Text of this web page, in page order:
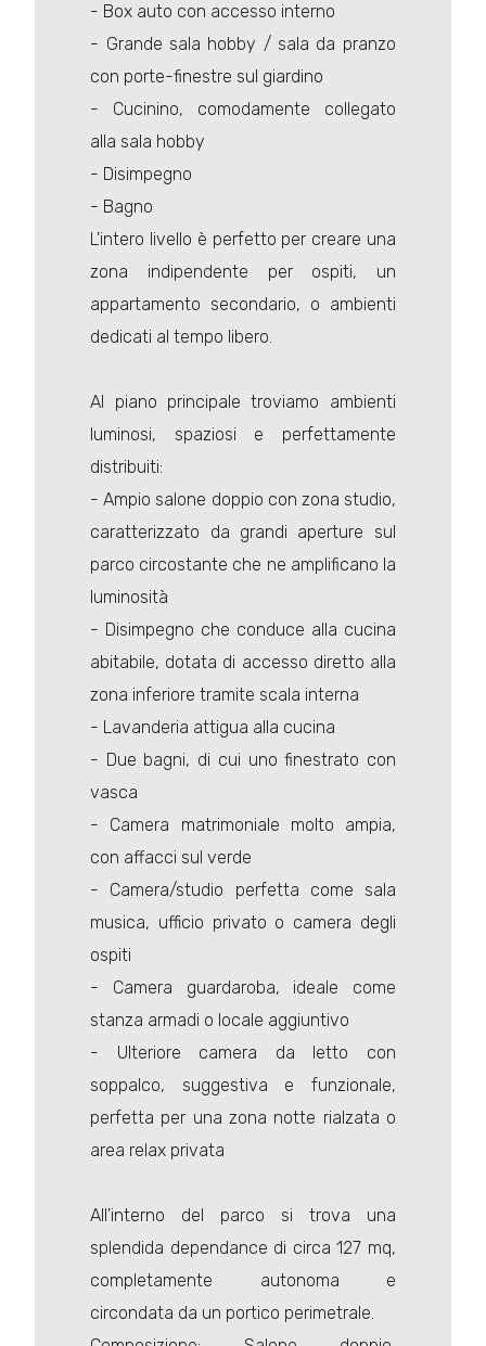
- Box auto con accesso interno
- Grande sala hobby / sala da pranzo
con porte-finestre sul giardino
- Cucinino, comodamente collegato
alla sala hobby
- Disimpegno
- Bagno
L'intero livello è perfetto per creare una
zona indipendente per ospiti, un
appartamento secondario, o ambienti
dedicati al tempo libero.
Al piano principale troviamo ambienti
luminosi, spaziosi e perfettamente
distribuiti:
- Ampio salone doppio con zona studio,
caratterizzato da grandi aperture sul
parco circostante che ne amplificano la
luminosità
- Disimpegno che conduce alla cucina
abitabile, dotata di accesso diretto alla
zona inferiore tramite scala interna
- Lavanderia attigua alla cucina
- Due bagni, di cui uno finestrato con
vasca
- Camera matrimoniale molto ampia,
con affacci sul verde
- Camera/studio perfetta come sala
musica, ufficio privato o camera degli
ospiti
- Camera guardaroba, ideale come
stanza armadi o locale aggiuntivo
- Ulteriore camera da letto con
soppalco, suggestiva e funzionale,
perfetta per una zona notte rialzata o
area relax privata
All'interno del parco si trova una
splendida dependance di circa 127 mq,
completamente autonoma e
circondata da un portico perimetrale.